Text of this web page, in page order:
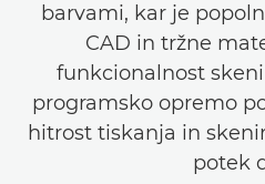
barvami, kar je
CAD in tržne
funkcionalnost
programsko opremo
hitrost tiskanja in
potek